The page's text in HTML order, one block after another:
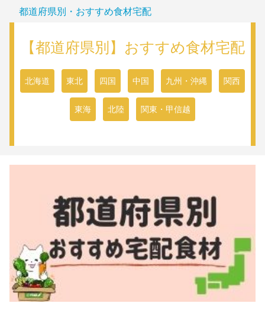
都道府県別・おすすめ食材宅配
【都道府県別】おすすめ食材宅配
北海道 東北 四国 中国 九州・沖縄 関西
東海 北陸 関東・甲信越